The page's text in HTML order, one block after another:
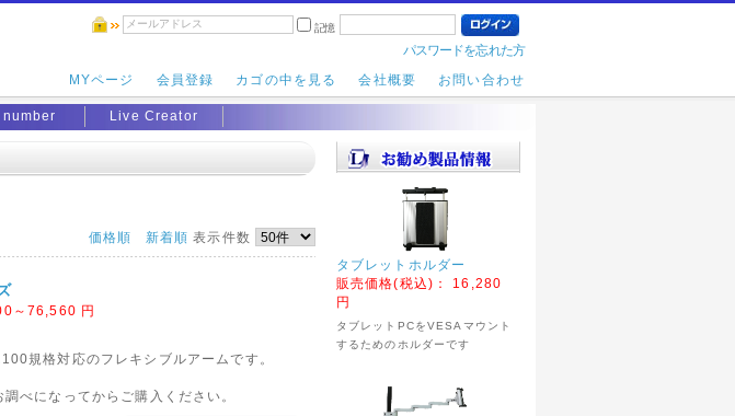
記憶
パスワードを忘れた方
MYページ 会員登録 カゴの中を見る 会社概要 お問い合わせ
Live Creator
価格順 新着順 表示件数
～76,560 円
規格対応のフレキシブルアームです。
べになってからご購入ください。
タブレットホルダー
販売価格(税込)： 16,280
円
タブレットPCをVESAマウント
するためのホルダーです